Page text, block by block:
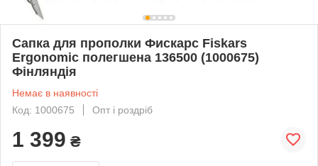
Сапка для прополки Фискарс Fiskars
Ergonomic полегшена 136500 (1000675)
Фінляндія
Немає в наявності
Код: 1000675
Опт і роздріб
1 399 ₴